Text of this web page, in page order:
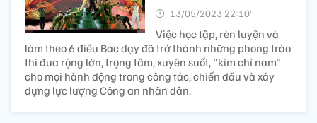
13/05/2023 22:10’
Việc học tập, rèn luyện và
làm theo 6 điều Bác dạy đã trở thành những phong trào
thi đua rộng lớn, trọng tâm, xuyên suốt, "kim chỉ nam"
cho mọi hành động trong công tác, chiến đấu và xây
dựng lực lượng Công an nhân dân.